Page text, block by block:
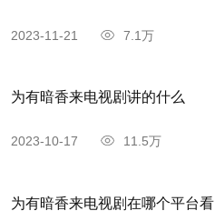
2023-11-21 7.1万
为有暗香来电视剧讲的什么
2023-10-17 11.5万
为有暗香来电视剧在哪个平台看